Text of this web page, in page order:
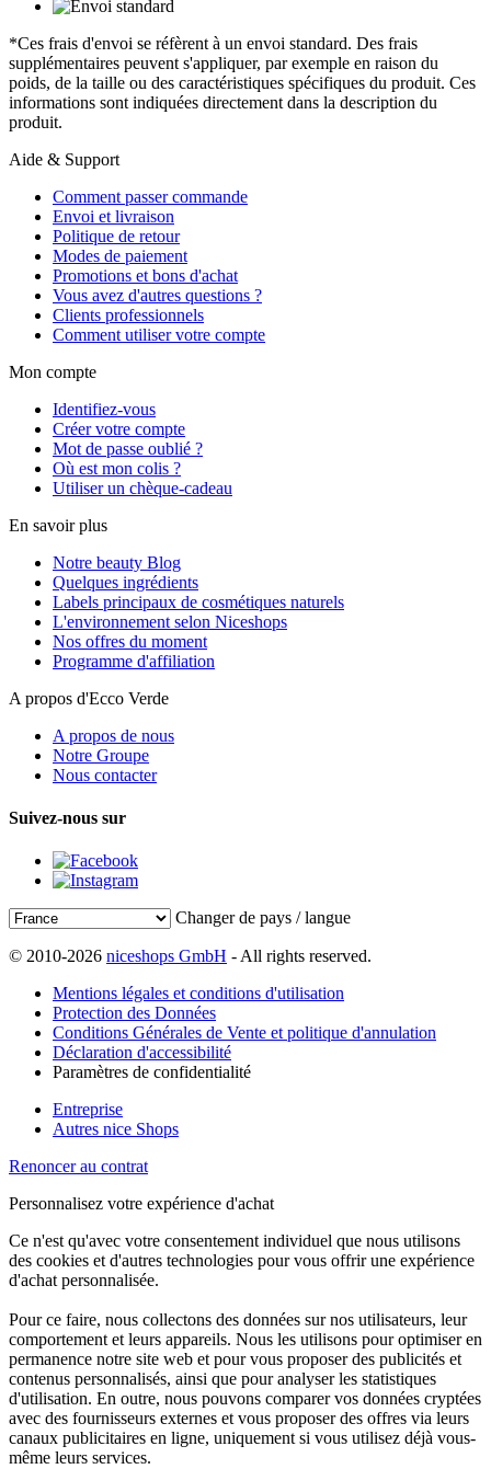
*Ces frais d'envoi se réfèrent à un envoi standard. Des frais
supplémentaires peuvent s'appliquer, par exemple en raison du
poids, de la taille ou des caractéristiques spécifiques du produit. Ces
informations sont indiquées directement dans la description du
produit.
Aide & Support
Comment passer commande
Envoi et livraison
Politique de retour
Modes de paiement
Promotions et bons d'achat
Vous avez d'autres questions ?
Clients professionnels
Comment utiliser votre compte
Mon compte
Identifiez-vous
Créer votre compte
Mot de passe oublié ?
Où est mon colis ?
Utiliser un chèque-cadeau
En savoir plus
Notre beauty Blog
Quelques ingrédients
Labels principaux de cosmétiques naturels
L'environnement selon Niceshops
Nos offres du moment
Programme d'affiliation
A propos d'Ecco Verde
A propos de nous
Notre Groupe
Nous contacter
Suivez-nous sur
Changer de pays / langue
© 2010-2026 niceshops GmbH - All rights reserved.
Mentions légales et conditions d'utilisation
Protection des Données
Conditions Générales de Vente et politique d'annulation
Déclaration d'accessibilité
Paramètres de confidentialité
Entreprise
Autres nice Shops
Renoncer au contrat
Personnalisez votre expérience d'achat
Ce n'est qu'avec votre consentement individuel que nous utilisons
des cookies et d'autres technologies pour vous offrir une expérience
d'achat personnalisée.
Pour ce faire, nous collectons des données sur nos utilisateurs, leur
comportement et leurs appareils. Nous les utilisons pour optimiser en
permanence notre site web et pour vous proposer des publicités et
contenus personnalisés, ainsi que pour analyser les statistiques
d'utilisation. En outre, nous pouvons comparer vos données cryptées
avec des fournisseurs externes et vous proposer des offres via leurs
canaux publicitaires en ligne, uniquement si vous utilisez déjà vous-
même leurs services.